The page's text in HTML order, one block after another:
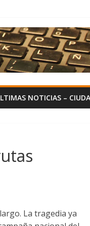
NOTICIAS –
La tragedia ya